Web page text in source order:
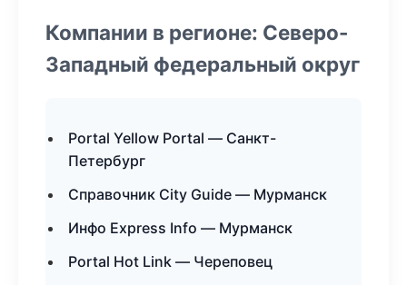
Компании в регионе: Северо-
Западный федеральный округ
Portal Yellow Portal — Санкт-
Петербург
Справочник City Guide — Мурманск
Инфо Express Info — Мурманск
Portal Hot Link — Череповец